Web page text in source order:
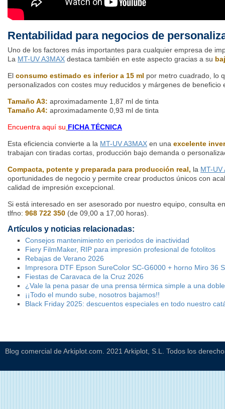
Rentabilidad para negocios de
Uno de los factores más importantes para cualquier empresa de
La MT-UV A3MAX destaca también en este aspecto gracias a su
El consumo estimado es inferior a 15 ml por metro cuadrado, lo
personalizados con costes muy reducidos y márgenes de beneficio
Tamaño A3: aproximadamente 1,87 ml de tinta
Tamaño A4: aproximadamente 0,93 ml de tinta
Encuentra aquí su FICHA TÉCNICA
Esta eficiencia convierte a la MT-UV A3MAX en una excelente
trabajan con tiradas cortas, producción bajo demanda o
Compacta, potente y preparada para producción real, la MT-UV
oportunidades de negocio y permite crear productos únicos con
calidad de impresión excepcional.
Si está interesado en ser asesorado por nuestro equipo, consulta
tlfno: 968 722 350 (de 09,00 a 17,00 horas).
Artículos y noticias relacionadas:
Consejos mantenimiento en periodos de inactividad
Fiery FilmMaker, RIP para impresión profesional de fotolitos
Rebajas de Verano 2026
Impresora DTF Epson SureColor SC-G6000 + horno Miro 36
Fiestas de Caravaca de la Cruz 2026
¿Vale la pena pasar de una prensa térmica simple a una
¡¡Todo el mundo sube, nosotros bajamos!!
Black Friday 2025: descuentos especiales en todo nuestro
Blog comercial de Arkiplot.com. 2021 Arkiplot, S.L. Todos los